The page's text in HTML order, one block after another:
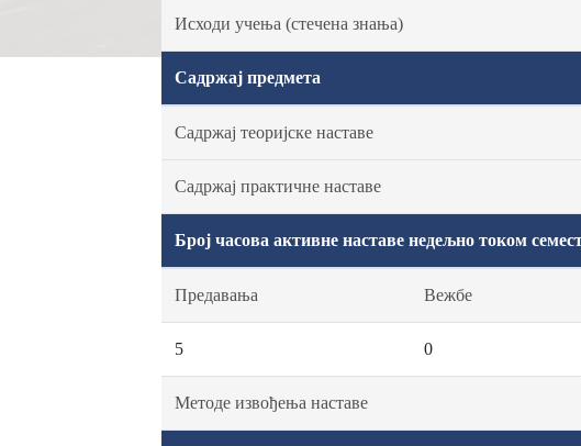
Исходи учења (стечена знања)
Садржај предмета
Садржај теоријске наставе
Садржај практичне наставе
Број часова активне наставе недељно током
Предавања Вежбе
5 0
Методе извођења наставе